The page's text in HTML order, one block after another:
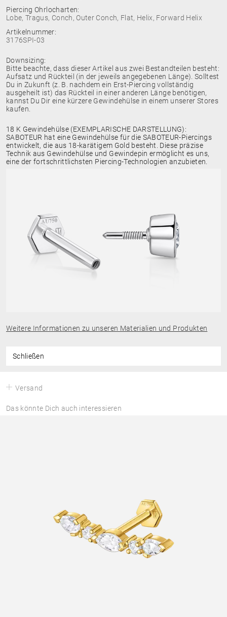
Piercing Ohrlocharten:
Lobe, Tragus, Conch, Outer Conch, Flat, Helix, Forward Helix
Artikelnummer:
3176SPI-03
Downsizing:
Bitte beachte, dass dieser Artikel aus zwei Bestandteilen besteht:
Aufsatz und Rückteil (in der jeweils angegebenen Länge). Solltest
Du in Zukunft (z. B. nachdem ein Erst-Piercing vollständig
ausgeheilt ist) das Rückteil in einer anderen Länge benötigen,
kannst Du Dir eine kürzere Gewindehülse in einem unserer Stores
kaufen.
18 K Gewindehülse (EXEMPLARISCHE DARSTELLUNG):
SABOTEUR hat eine Gewindehülse für die SABOTEUR-Piercings
entwickelt, die aus 18-karätigem Gold besteht. Diese präzise
Technik aus Gewindehülse und Gewindepin ermöglicht es uns,
eine der fortschrittlichsten Piercing-Technologien anzubieten.
Weitere Informationen zu unseren Materialien und Produkten
Schließen
Versand
Das könnte Dich auch interessieren